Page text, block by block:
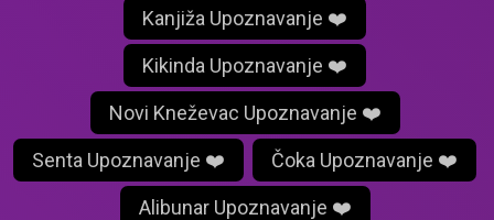
Kanjiža Upoznavanje ❤️
Kikinda Upoznavanje ❤️
Novi Kneževac Upoznavanje ❤️
Senta Upoznavanje ❤️ Čoka Upoznavanje ❤️
Alibunar Upoznavanje ❤️